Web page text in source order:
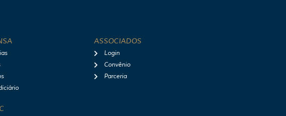
ASSOCIADOS
Login
Convênio
Parceria